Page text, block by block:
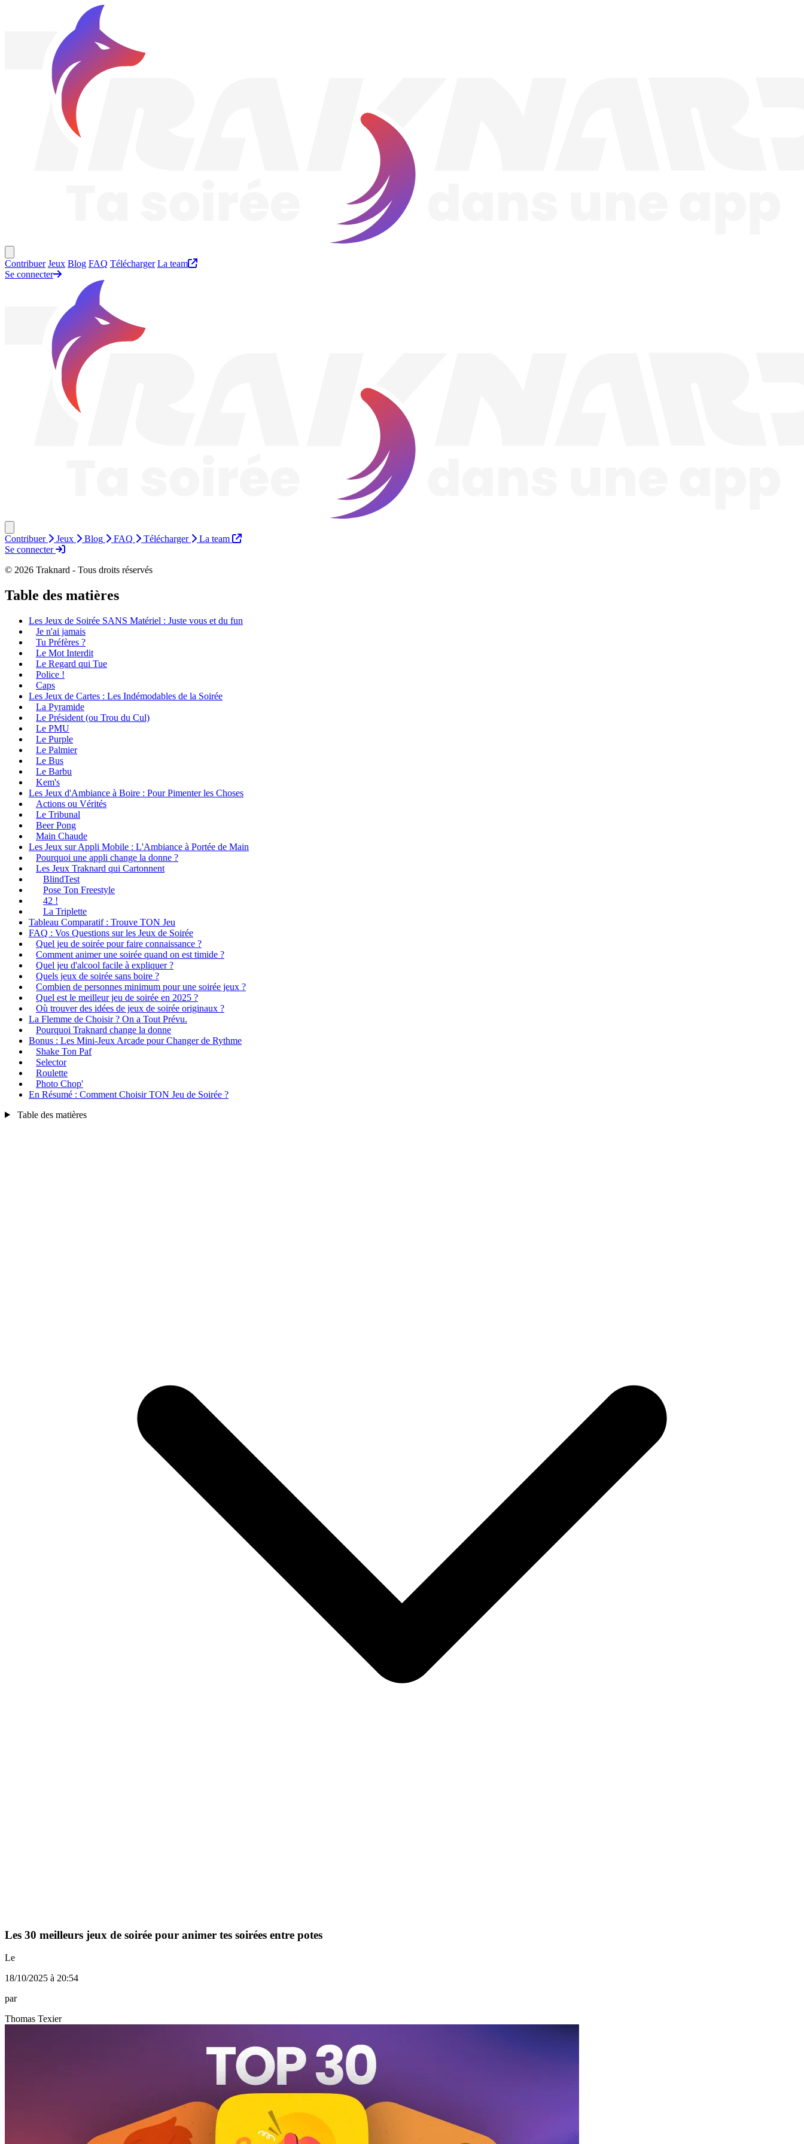
Contribuer Jeux Blog FAQ Télécharger La team
Se connecter
Contribuer Jeux Blog FAQ Télécharger
La team
Se connecter
© 2026 Traknard - Tous droits réservés
Table des matières
Les Jeux de Soirée SANS Matériel : Juste vous et du fun
Je n'ai jamais
Tu Préfères ?
Le Mot Interdit
Le Regard qui Tue
Police !
Caps
Les Jeux de Cartes : Les Indémodables de la Soirée
La Pyramide
Le Président (ou Trou du Cul)
Le PMU
Le Purple
Le Palmier
Le Bus
Le Barbu
Kem's
Les Jeux d'Ambiance à Boire : Pour Pimenter les Choses
Actions ou Vérités
Le Tribunal
Beer Pong
Main Chaude
Les Jeux sur Appli Mobile : L'Ambiance à Portée de Main
Pourquoi une appli change la donne ?
Les Jeux Traknard qui Cartonnent
BlindTest
Pose Ton Freestyle
42 !
La Triplette
Tableau Comparatif : Trouve TON Jeu
FAQ : Vos Questions sur les Jeux de Soirée
Quel jeu de soirée pour faire connaissance ?
Comment animer une soirée quand on est timide ?
Quel jeu d'alcool facile à expliquer ?
Quels jeux de soirée sans boire ?
Combien de personnes minimum pour une soirée jeux ?
Quel est le meilleur jeu de soirée en 2025 ?
Où trouver des idées de jeux de soirée originaux ?
La Flemme de Choisir ? On a Tout Prévu.
Pourquoi Traknard change la donne
Bonus : Les Mini-Jeux Arcade pour Changer de Rythme
Shake Ton Paf
Selector
Roulette
Photo Chop'
En Résumé : Comment Choisir TON Jeu de Soirée ?
Table des matières
Les 30 meilleurs jeux de soirée pour animer tes soirées entre potes
Le
18/10/2025 à 20:54
par
Thomas Texier